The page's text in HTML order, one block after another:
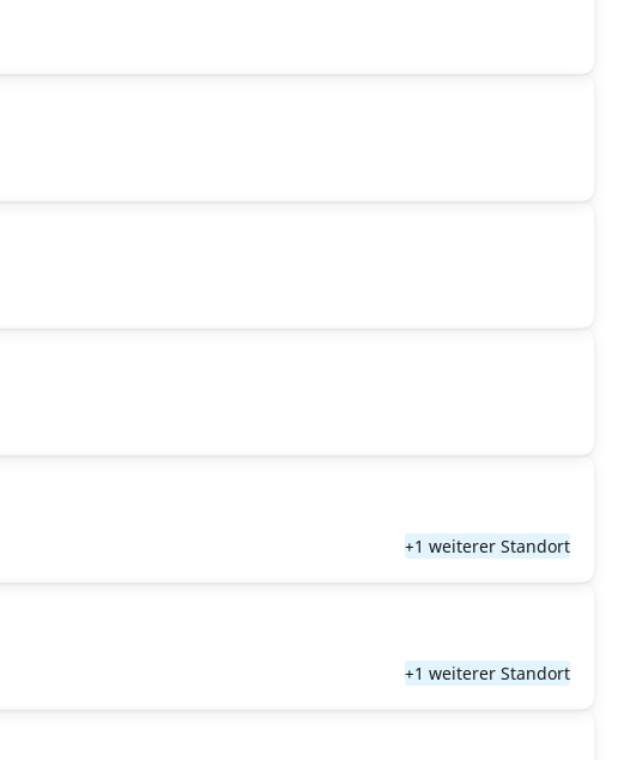
+1 weiterer Standort
+1 weiterer Standort